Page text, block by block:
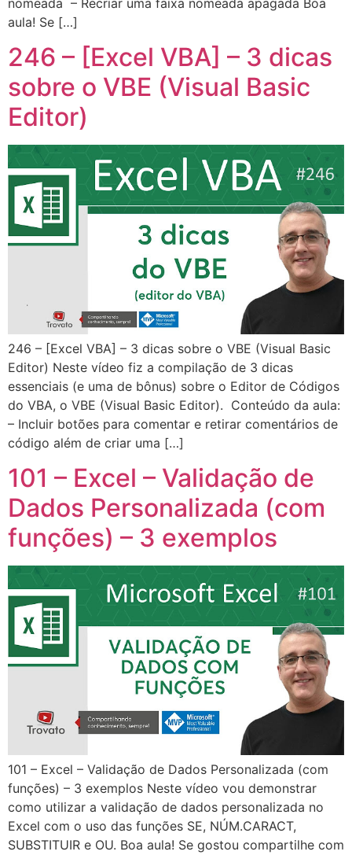
aula! Se […]
246 – [Excel VBA] – 3 dicas
sobre o VBE (Visual Basic
Editor)
246 – [Excel VBA] – 3 dicas sobre o VBE (Visual Basic
Editor) Neste vídeo fiz a compilação de 3 dicas
essenciais (e uma de bônus) sobre o Editor de Códigos
do VBA, o VBE (Visual Basic Editor). Conteúdo da aula:
– Incluir botões para comentar e retirar comentários de
código além de criar uma […]
101 – Excel – Validação de
Dados Personalizada (com
funções) – 3 exemplos
101 – Excel – Validação de Dados Personalizada (com
funções) – 3 exemplos Neste vídeo vou demonstrar
como utilizar a validação de dados personalizada no
Excel com o uso das funções SE, NÚM.CARACT,
SUBSTITUIR e OU. Boa aula! Se gostou compartilhe com